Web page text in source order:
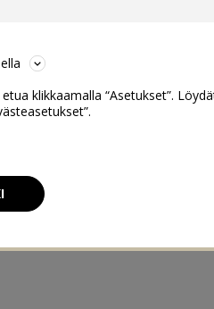
klikkaamalla “Asetukset”.